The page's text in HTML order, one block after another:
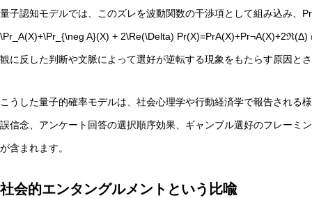
量子認知モデルでは、このズレを波動関数の干渉項として組み込み、
\Pr_A(X)+\Pr_{\neg A}(X) + 2\Re(\Delta)
観に反した判断や文脈によって選好が逆転する現象をもたらす原因と
こうした量子的確率モデルは、社会心理学や行動経済学で報告される
誤信念、アンケート回答の選択順序効果、ギャンブル選好のフレーミ
が含まれます。
社会的エンタングルメントという比喩